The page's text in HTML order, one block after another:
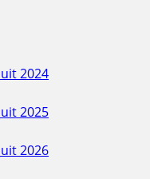
2024
2025
2026